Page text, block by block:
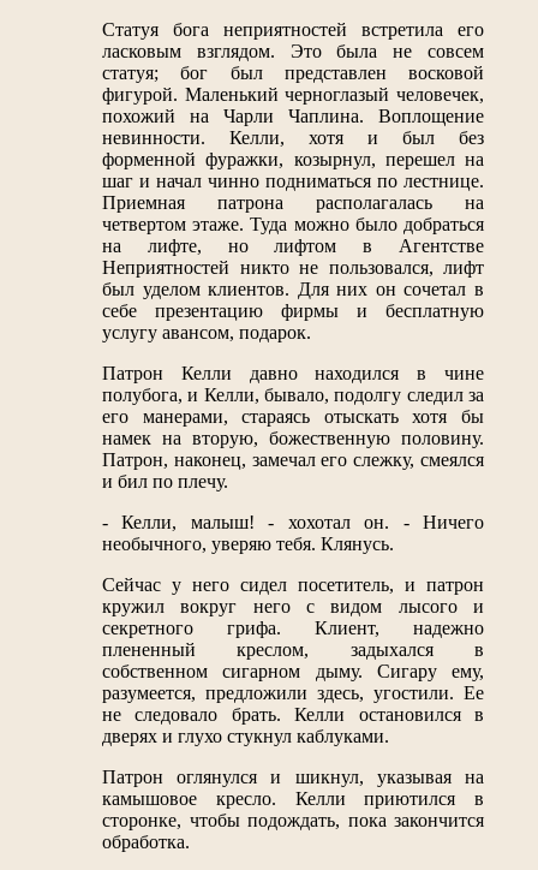
Статуя бога неприятностей встретила его
ласковым взглядом. Это была не совсем
статуя; бог был представлен восковой
фигурой. Маленький черноглазый человечек,
похожий на Чарли Чаплина. Воплощение
невинности. Келли, хотя и был без
форменной фуражки, козырнул, перешел на
шаг и начал чинно подниматься по лестнице.
Приемная патрона располагалась на
четвертом этаже. Туда можно было добраться
на лифте, но лифтом в Агентстве
Неприятностей никто не пользовался, лифт
был уделом клиентов. Для них он сочетал в
себе презентацию фирмы и бесплатную
услугу авансом, подарок.
Патрон Келли давно находился в чине
полубога, и Келли, бывало, подолгу следил за
его манерами, стараясь отыскать хотя бы
намек на вторую, божественную половину.
Патрон, наконец, замечал его слежку, смеялся
и бил по плечу.
- Келли, малыш! - хохотал он. - Ничего
необычного, уверяю тебя. Клянусь.
Сейчас у него сидел посетитель, и патрон
кружил вокруг него с видом лысого и
секретного грифа. Клиент, надежно
плененный креслом, задыхался в
собственном сигарном дыму. Сигару ему,
разумеется, предложили здесь, угостили. Ее
не следовало брать. Келли остановился в
дверях и глухо стукнул каблуками.
Патрон оглянулся и шикнул, указывая на
камышовое кресло. Келли приютился в
сторонке, чтобы подождать, пока закончится
обработка.